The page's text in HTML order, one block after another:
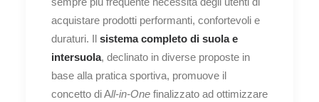
acquistare prodotti performanti, confortevoli e
duraturi. Il sistema completo di suola e
intersuola, declinato in diverse proposte in
base alla pratica sportiva, promuove il
concetto di All-in-One finalizzato ad ottimizzare